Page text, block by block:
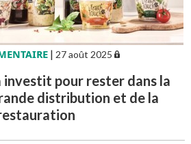
| 27 août 2025
investit pour rester dans la
distribution et de la